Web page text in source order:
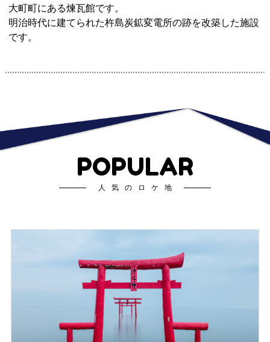
大町町にある煉瓦館です。
明治時代に建てられた杵島炭鉱変電所の跡を改築した施設
です。
POPULAR
人気のロケ地